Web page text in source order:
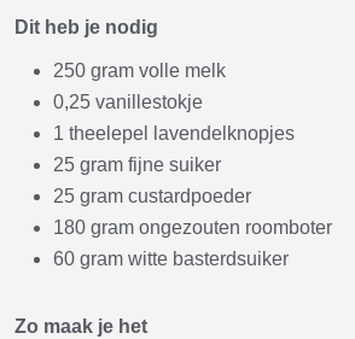
Dit heb je nodig
250 gram volle melk
0,25 vanillestokje
1 theelepel lavendelknopjes
25 gram fijne suiker
25 gram custardpoeder
180 gram ongezouten roomboter
60 gram witte basterdsuiker
Zo maak je het